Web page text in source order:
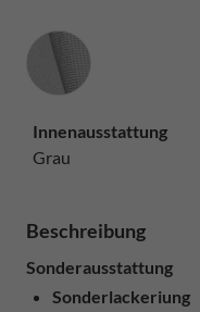
Innenausstattung
Innenausstattung
Grau
Beschreibung
Sonderausstattung
Sonderlackeriung